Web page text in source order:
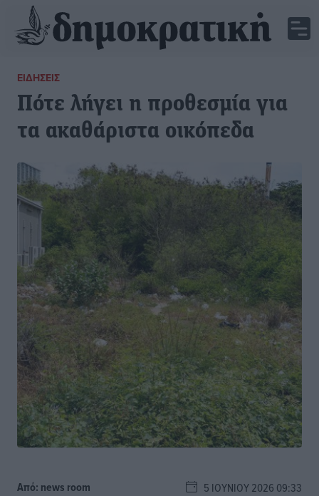
ΕΙΔΉΣΕΙΣ
Πότε λήγει η προθεσμία για
τα ακαθάριστα οικόπεδα
Από: news room 5 ΙΟΥΝΊΟΥ 2026 09:33